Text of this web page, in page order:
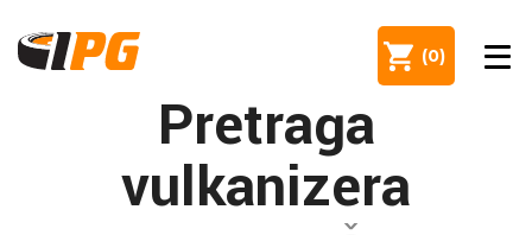
(0)
Pretraga
vulkanizera